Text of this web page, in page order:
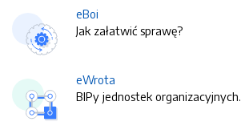
eBoi
Jak załatwić sprawę?
eWrota
BIPy jednostek organizacyjnych.